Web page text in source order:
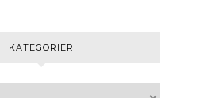
KATEGORIER